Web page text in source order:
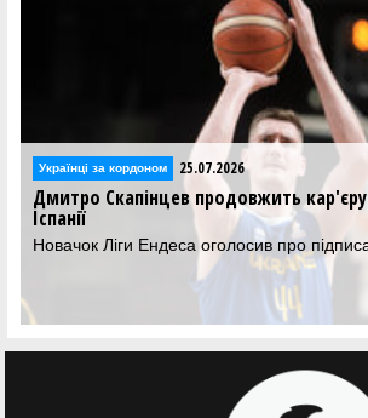
Українці за кордоном 25.07.2026
Дмитро Скапінцев продовжить кар'єру
Іспанії
Новачок Ліги Ендеса оголосив про